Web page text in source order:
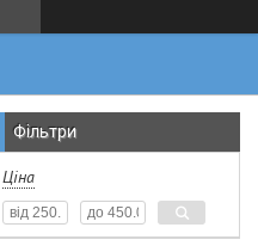
Фільтри
Ціна